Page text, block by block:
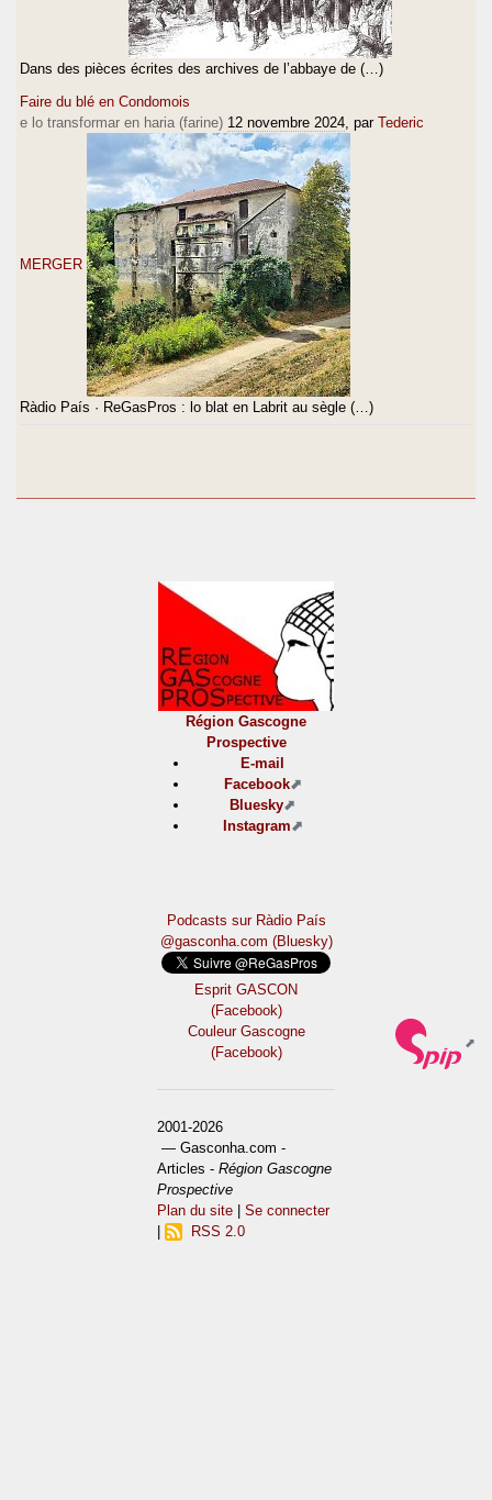
Dans des pièces écrites des archives de l’abbaye de (…)
Faire du blé en Condomois
e lo transformar en haria (farine) 12 novembre 2024 , par Tederic
MERGER
Ràdio País · ReGasPros : lo blat en Labrit au sègle (…)
Région Gascogne
Prospective
E-mail
Facebook
Bluesky
Instagram
Podcasts sur Ràdio País
@gasconha.com (Bluesky)
Esprit GASCON
(Facebook)
Couleur Gascogne
(Facebook)
2001-2026
— Gasconha.com -
Articles -Région Gascogne
Prospective
Plan du site |Se connecter
RSS 2.0